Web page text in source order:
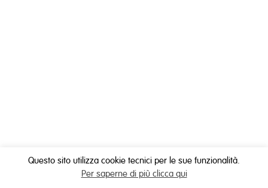
Questo sito utilizza cookie tecnici per le sue funzionalità.
Per saperne di più clicca qui